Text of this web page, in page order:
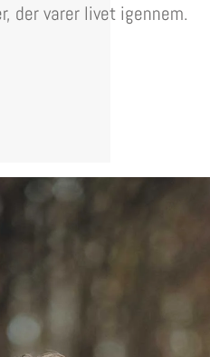
der varer livet igennem.